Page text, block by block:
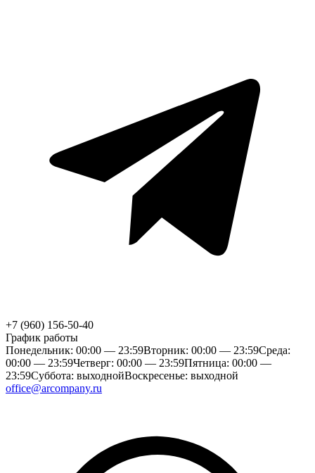
+7 (960) 156-50-40
График работы
Понедельник: 00:00 — 23:59Вторник: 00:00 — 23:59Среда:
00:00 — 23:59Четверг: 00:00 — 23:59Пятница: 00:00 —
23:59Суббота: выходнойВоскресенье: выходной
office@arcompany.ru